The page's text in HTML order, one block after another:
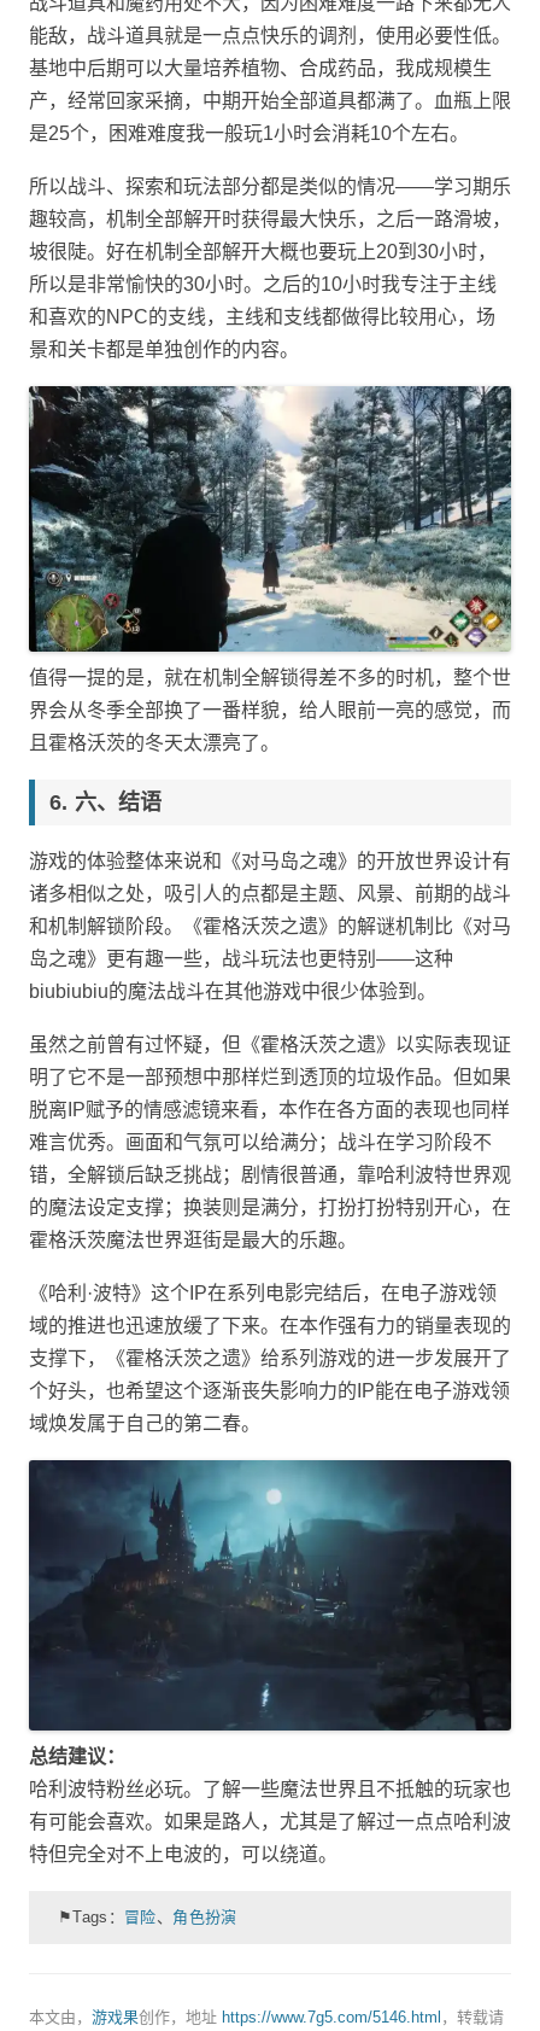
能敌，战斗道具就是一点点快乐的调剂，使用必要性低。
基地中后期可以大量培养植物、合成药品，我成规模生
产，经常回家采摘，中期开始全部道具都满了。血瓶上限
是25个，困难难度我一般玩1小时会消耗10个左右。
所以战斗、探索和玩法部分都是类似的情况——学习期乐
趣较高，机制全部解开时获得最大快乐，之后一路滑坡，
坡很陡。好在机制全部解开大概也要玩上20到30小时，
所以是非常愉快的30小时。之后的10小时我专注于主线
和喜欢的NPC的支线，主线和支线都做得比较用心，场
景和关卡都是单独创作的内容。
值得一提的是，就在机制全解锁得差不多的时机，整个世
界会从冬季全部换了一番样貌，给人眼前一亮的感觉，而
且霍格沃茨的冬天太漂亮了。
六、结语
游戏的体验整体来说和《对马岛之魂》的开放世界设计有
诸多相似之处，吸引人的点都是主题、风景、前期的战斗
和机制解锁阶段。《霍格沃茨之遗》的解谜机制比《对马
岛之魂》更有趣一些，战斗玩法也更特别——这种
biubiubiu的魔法战斗在其他游戏中很少体验到。
虽然之前曾有过怀疑，但《霍格沃茨之遗》以实际表现证
明了它不是一部预想中那样烂到透顶的垃圾作品。但如果
脱离IP赋予的情感滤镜来看，本作在各方面的表现也同样
难言优秀。画面和气氛可以给满分；战斗在学习阶段不
错，全解锁后缺乏挑战；剧情很普通，靠哈利波特世界观
的魔法设定支撑；换装则是满分，打扮打扮特别开心，在
霍格沃茨魔法世界逛街是最大的乐趣。
《哈利·波特》这个IP在系列电影完结后，在电子游戏领
域的推进也迅速放缓了下来。在本作强有力的销量表现的
支撑下，《霍格沃茨之遗》给系列游戏的进一步发展开了
个好头，也希望这个逐渐丧失影响力的IP能在电子游戏领
域焕发属于自己的第二春。
总结建议：
哈利波特粉丝必玩。了解一些魔法世界且不抵触的玩家也
有可能会喜欢。如果是路人，尤其是了解过一点点哈利波
特但完全对不上电波的，可以绕道。
⚑Tags： 冒险、 角色扮演
本文由， 游戏果创作，地址 https://www.7g5.com/5146.html ，转载请